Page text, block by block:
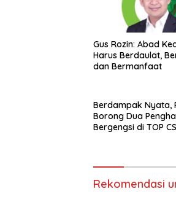
Gus Rozin: Abad
Harus Berdaulat,
dan Bermanfaat
Berdampak Nyata,
Borong Dua
Bergengsi di TOP
Rekomendasi